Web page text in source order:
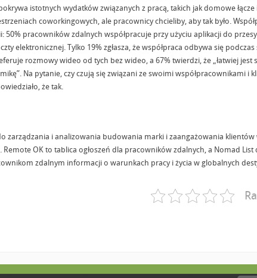
istotnych wydatków związanych z pracą, takich jak domowe
coworkingowych, ale pracownicy chcieliby, aby tak było.
50% pracowników zdalnych współpracuje przy użyciu aplikacji do
elektronicznej. Tylko 19% zgłasza, że współpraca odbywa się
rozmowy wideo od tych bez wideo, a 67% twierdzi, że „łatwiej jest
Na pytanie, czy czują się związani ze swoimi współpracownikami i
że tak.
zarządzania i analizowania budowania marki i zaangażowania klientów
Remote OK to tablica ogłoszeń dla pracowników zdalnych, a Nomad List
zdalnym informacji o warunkach pracy i życia w globalnych